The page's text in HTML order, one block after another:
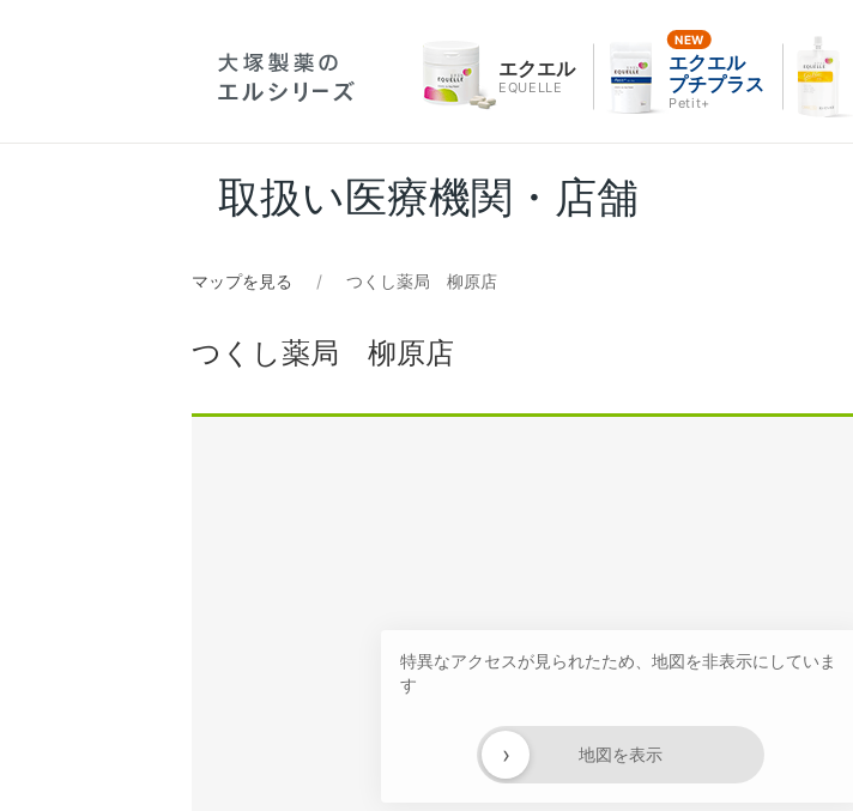
エクエル
EQUELLE
エクエル
プチプラス
Petit+
取扱い医療機関・店舗
マップを見る つくし薬局 柳原店
つくし薬局 柳原店
特異なアクセスが見られたため、地図を非表示にしていま
す
地図を表示
›